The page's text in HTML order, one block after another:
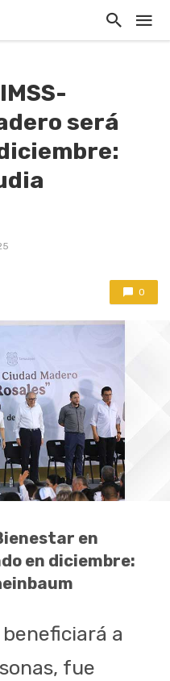
será
0
en
en diciembre:
a
fue